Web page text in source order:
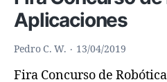
Aplicaciones
Pedro C. W. 13/04/2019
Fira Concurso de